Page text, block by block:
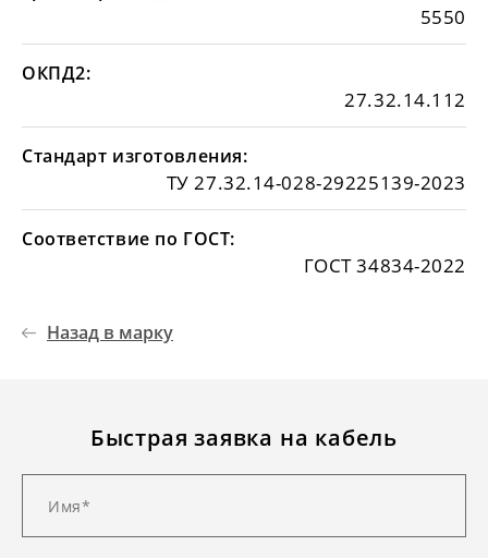
5550
ОКПД2:
27.32.14.112
Стандарт изготовления:
ТУ 27.32.14-028-29225139-2023
Соответствие по ГОСТ:
ГОСТ 34834-2022
Назад в марку
Быстрая заявка на кабель